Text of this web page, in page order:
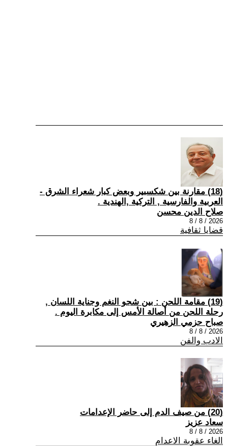
(18) مقارنة بين شكسبير وبعض كبار شعراء الشرق -
العربية والفارسية , التركية ,الهندية .
صلاح الدين محسن
2026 / 8 / 8
قضايا ثقافية
(19) مقامة اللحن : بين شجو النغم وجناية اللسان ,
رحلة اللحن من أصالة الأمس إلى مكابرة اليوم .
صباح حزمي الزهيري
2026 / 8 / 8
الادب والفن
(20) من صيف الدم إلى حاضر الإعدامات
سعاد عزيز
2026 / 8 / 8
الغاء عقوبة الاعدام